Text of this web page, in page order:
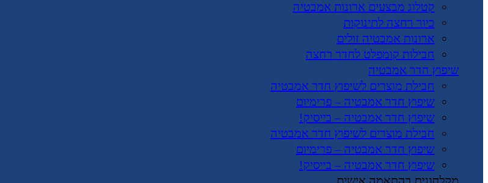
קטלוג מבצעים ארונות אמבטיה
כיור רחצה לתינוקות
ארונות אמבטיה זולים
חבילות קומפלט לחדר רחצה
שיפוץ חדר אמבטיה
חבילת מוצרים לשיפוץ חדר אמבטיה
שיפוץ חדר אמבטיה – פרימיום
שיפוץ חדר אמבטיה – בייסיק!
חבילת מוצרים לשיפוץ חדר אמבטיה
שיפוץ חדר אמבטיה – פרימיום
שיפוץ חדר אמבטיה – בייסיק!